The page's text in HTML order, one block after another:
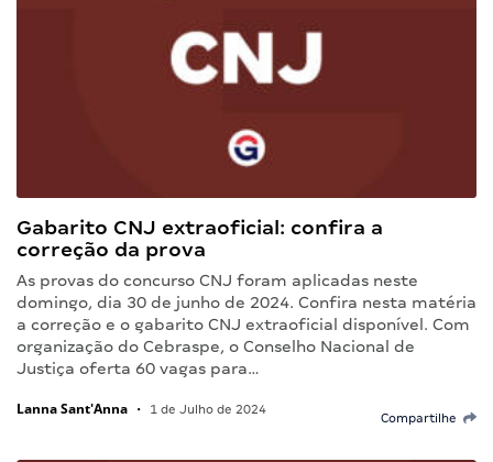
Gabarito CNJ extraoficial: confira a
correção da prova
As provas do concurso CNJ foram aplicadas neste
domingo, dia 30 de junho de 2024. Confira nesta matéria
a correção e o gabarito CNJ extraoficial disponível. Com
organização do Cebraspe, o Conselho Nacional de
Justiça oferta 60 vagas para…
Lanna Sant'Anna • 1 de Julho de 2024
Compartilhe